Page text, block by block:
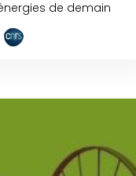
de demain